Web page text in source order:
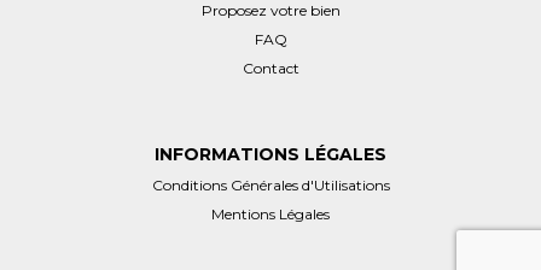
Proposez votre bien
FAQ
Contact
INFORMATIONS LÉGALES
Conditions Générales d'Utilisations
Mentions Légales